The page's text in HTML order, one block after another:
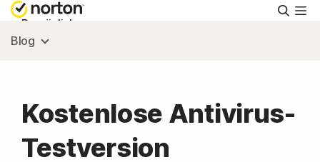
Persönlich
Ressourcen
Blog
Kostenlose Antivirus-
Testversion